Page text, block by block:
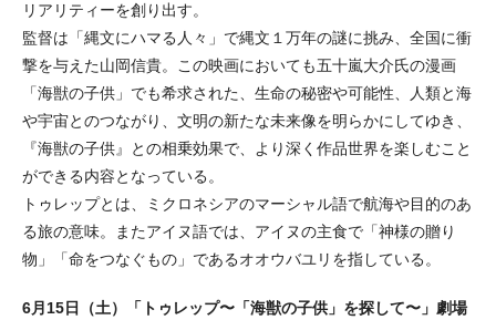
リアリティーを創り出す。
監督は「縄文にハマる人々」で縄文１万年の謎に挑み、全国に衝
撃を与えた山岡信貴。この映画においても五十嵐大介氏の漫画
「海獣の子供」でも希求された、生命の秘密や可能性、人類と海
や宇宙とのつながり、文明の新たな未来像を明らかにしてゆき、
『海獣の子供』との相乗効果で、より深く作品世界を楽しむこと
ができる内容となっている。
トゥレップとは、ミクロネシアのマーシャル語で航海や目的のあ
る旅の意味。またアイヌ語では、アイヌの主食で「神様の贈り
物」「命をつなぐもの」であるオオウバユリを指している。
6月15日（土）「トゥレップ〜「海獣の子供」を探して〜」劇場